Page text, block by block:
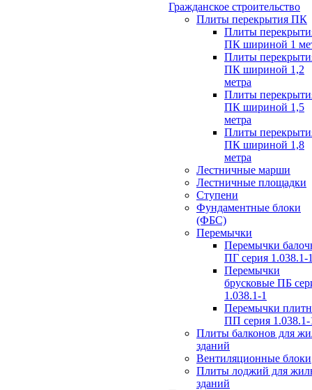
Гражданское строительство
Плиты перекрытия ПК
Плиты
ПК шириной 1
Плиты
ПК шириной 1,2
метра
Плиты
ПК шириной 1,5
метра
Плиты
ПК шириной 1,8
метра
Лестничные марши
Лестничные площадки
Ступени
Фундаментные блоки
(ФБС)
Перемычки
Перемычки
ПГ серия 1.038.1-
Перемычки
брусковые ПБ
1.038.1-1
Перемычки
ПП серия 1.038.1-
Плиты балконов для
зданий
Вентиляционные блоки
Плиты лоджий для
зданий